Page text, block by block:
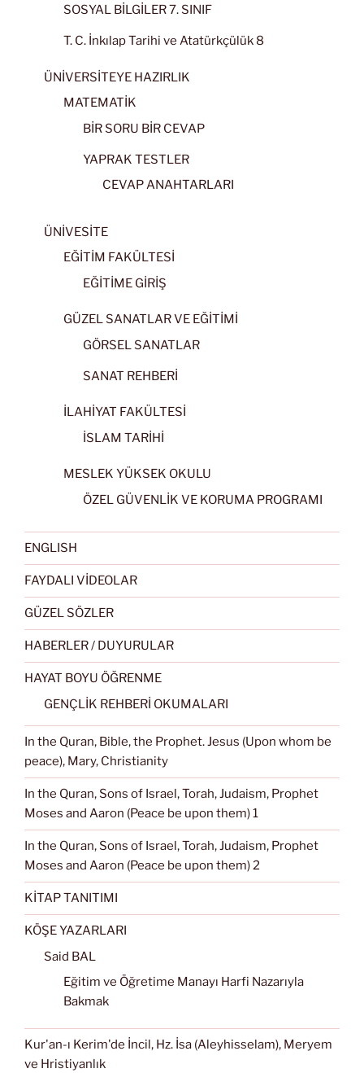
SOSYAL BİLGİLER 7. SINIF
T. C. İnkılap Tarihi ve Atatürkçülük 8
ÜNİVERSİTEYE HAZIRLIK
MATEMATİK
BİR SORU BİR CEVAP
YAPRAK TESTLER
CEVAP ANAHTARLARI
ÜNİVESİTE
EĞİTİM FAKÜLTESİ
EĞİTİME GİRİŞ
GÜZEL SANATLAR VE EĞİTİMİ
GÖRSEL SANATLAR
SANAT REHBERİ
İLAHİYAT FAKÜLTESİ
İSLAM TARİHİ
MESLEK YÜKSEK OKULU
ÖZEL GÜVENLİK VE KORUMA PROGRAMI
ENGLISH
FAYDALI VİDEOLAR
GÜZEL SÖZLER
HABERLER / DUYURULAR
HAYAT BOYU ÖĞRENME
GENÇLİK REHBERİ OKUMALARI
In the Quran, Bible, the Prophet. Jesus (Upon whom be
peace), Mary, Christianity
In the Quran, Sons of Israel, Torah, Judaism, Prophet
Moses and Aaron (Peace be upon them) 1
In the Quran, Sons of Israel, Torah, Judaism, Prophet
Moses and Aaron (Peace be upon them) 2
KİTAP TANITIMI
KÖŞE YAZARLARI
Said BAL
Eğitim ve Öğretime Manayı Harfi Nazarıyla
Bakmak
Kur'an-ı Kerim'de İncil, Hz. İsa (Aleyhisselam), Meryem
ve Hristiyanlık